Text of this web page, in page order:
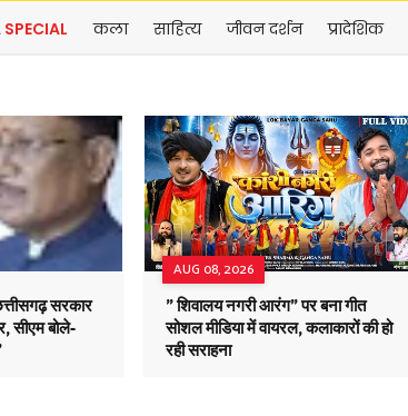
कला साहित्य जीवन दर्शन प्रादेशिक
सरकार
सीएम बोले-
AUG 08, 2026
" शिवालय नगरी आरंग" पर बना गीत
सोशल मीडिया में वायरल, कलाकारों की हो
रही सराहना